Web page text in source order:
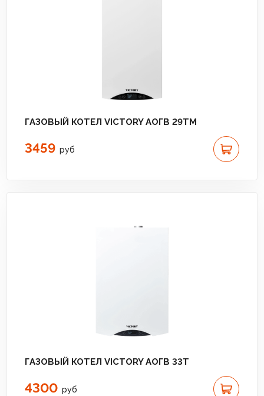
ГАЗОВЫЙ КОТЕЛ VICTORY АОГВ 29TM
3459 руб
ГАЗОВЫЙ КОТЕЛ VICTORY АОГВ 33T
4300 руб